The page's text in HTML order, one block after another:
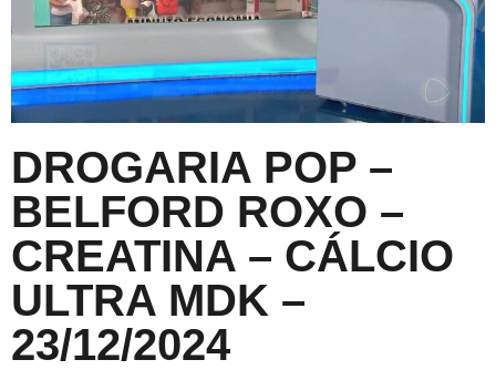
DROGARIA POP –
BELFORD ROXO –
CREATINA – CÁLCIO
ULTRA MDK –
23/12/2024